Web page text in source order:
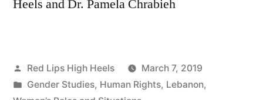
Heels and Dr. Pamela Chrabieh
Posted
by
Red Lips High Heels
March 7, 2019
Posted
Gender Studies, Human Rights, Lebanon,